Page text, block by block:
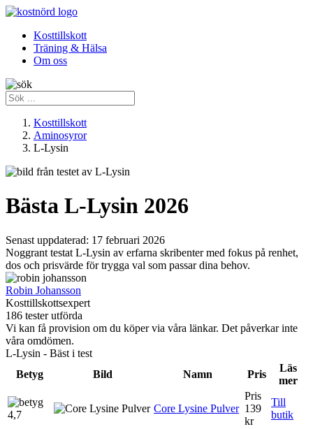
Kosttillskott
Träning & Hälsa
Om oss
Kosttillskott
Aminosyror
L-Lysin
Bästa L-Lysin 2026
Senast uppdaterad: 17 februari 2026
Noggrant testat L-Lysin av erfarna skribenter med fokus på renhet,
dos och prisvärde för trygga val som passar dina behov.
Robin Johansson
Kosttillskottsexpert
186 tester utförda
Vi kan få provision om du köper via våra länkar. Det påverkar inte
våra omdömen.
L-Lysin - Bäst i test
Betyg
Bild Namn Pris
Läs
mer
4,7
Core Lysine Pulver
Pris
139
kr
Till
butik